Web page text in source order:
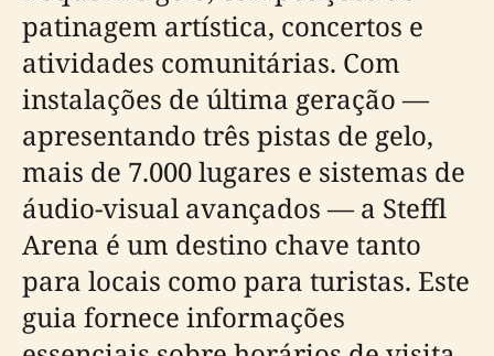
patinagem artística, concertos e
atividades comunitárias. Com
instalações de última geração —
apresentando três pistas de gelo,
mais de 7.000 lugares e sistemas de
áudio-visual avançados — a Steffl
Arena é um destino chave tanto
para locais como para turistas. Este
guia fornece informações